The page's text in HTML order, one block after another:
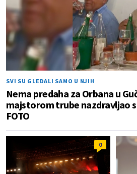
SVI SU GLEDALI SAMO U NJIH
Nema predaha za Orbana u
majstorom trube nazdravljao
FOTO
0